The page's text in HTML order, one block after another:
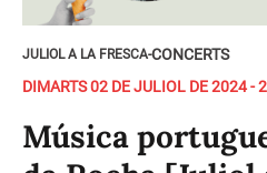
JULIOL A LA FRESCA-CONCERTS
DIMARTS 02 DE JULIOL DE 2024 -
Música